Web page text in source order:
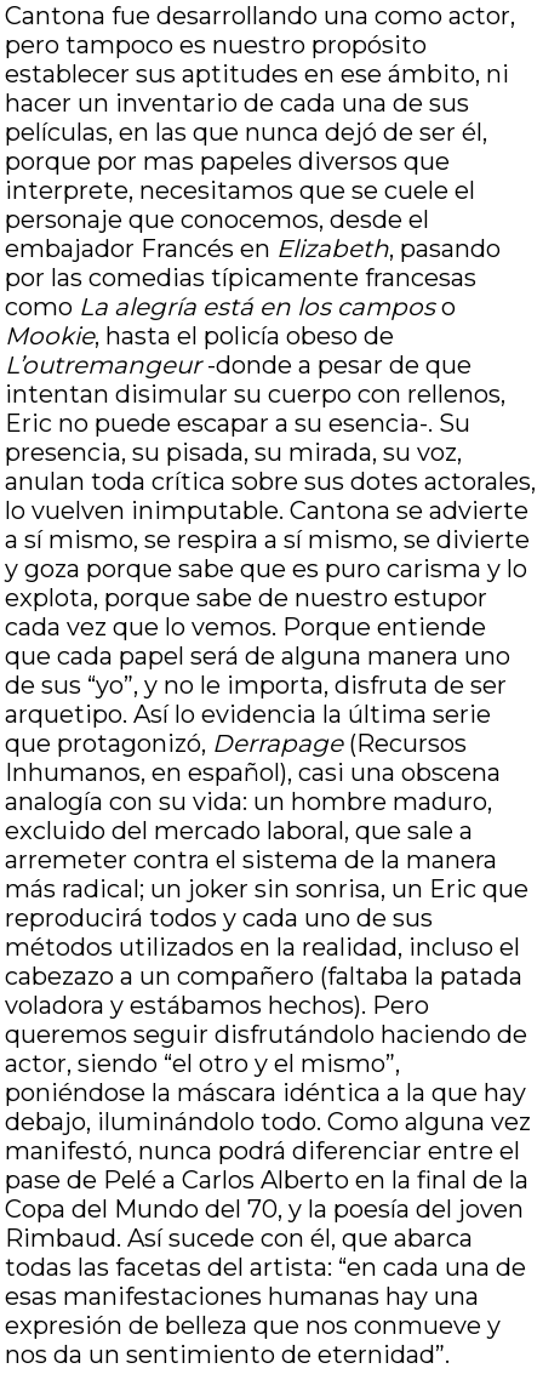
Cantona fue desarrollando una como actor,
pero tampoco es nuestro propósito
establecer sus aptitudes en ese ámbito, ni
hacer un inventario de cada una de sus
películas, en las que nunca dejó de ser él,
porque por mas papeles diversos que
interprete, necesitamos que se cuele el
personaje que conocemos, desde el
embajador Francés en Elizabeth, pasando
por las comedias típicamente francesas
como La alegría está en los camposo
Mookie, hasta el policía obeso de
L’outremangeur-donde a pesar de que
intentan disimular su cuerpo con rellenos,
Eric no puede escapar a su esencia-. Su
presencia, su pisada, su mirada, su voz,
anulan toda crítica sobre sus dotes actorales,
lo vuelven inimputable. Cantona se advierte
a sí mismo, se respira a sí mismo, se divierte
y goza porque sabe que es puro carisma y lo
explota, porque sabe de nuestro estupor
cada vez que lo vemos. Porque entiende
que cada papel será de alguna manera uno
de sus “yo”, y no le importa, disfruta de ser
arquetipo. Así lo evidencia la última serie
que protagonizó, Derrapage (Recursos
Inhumanos, en español), casi una obscena
analogía con su vida: un hombre maduro,
excluido del mercado laboral, que sale a
arremeter contra el sistema de la manera
más radical; un joker sin sonrisa, un Eric que
reproducirá todos y cada uno de sus
métodos utilizados en la realidad, incluso el
cabezazo a un compañero (faltaba la patada
voladora y estábamos hechos). Pero
queremos seguir disfrutándolo haciendo de
actor, siendo “el otro y el mismo”,
poniéndose la máscara idéntica a la que hay
debajo, iluminándolo todo. Como alguna vez
manifestó, nunca podrá diferenciar entre el
pase de Pelé a Carlos Alberto en la final de la
Copa del Mundo del 70, y la poesía del joven
Rimbaud. Así sucede con él, que abarca
todas las facetas del artista: “en cada una de
esas manifestaciones humanas hay una
expresión de belleza que nos conmueve y
nos da un sentimiento de eternidad”.